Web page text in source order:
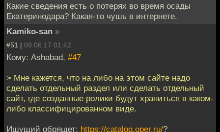
Какие сведения есть о потерях во время осады
Екатеринодара? Какая-то чушь в интернете.
Kamiko-san »
#51 | 09.06.17 01:42
Кому: Ashabad, #47
> Мне кажется, что на либо на этом сайте надо
сделать отдельный раздел или сделать отдельный
сайт, где созданные ролики будут храниться в каком-
либо классифицированном виде.
Ищущий обрящет: https://catalog.oper.ru/?